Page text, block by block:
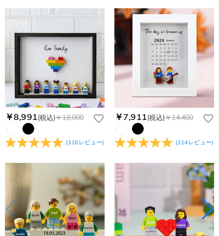
メールが正しく届くように、迷惑メールフィルターの設定を変
更してください。原因②通信状態などによりメールの到着が遅
れている。解決策：数時間たっても届かない場合は、今後お送
りするメールも遅れる可能性がありますので、別のメールアド
レスからお名前とご住所を記載したメールを
service@drawelry.jp へ送信してください。原因③メールアド
レスの入力に誤りがある。解決策：お名前とご住所を記載した
メールを service@drawelry.jp へ送信してください。
Paypal、ApplePay、GooglePayからお選びいただけます。
か
コンビニ前払いのお支払い期限はご注文から 6 日間となりま
す。
支払い情報は保護されますか？
お支払い情報は高度なセキュリティで保護されております。お
客様のお支払い情報は当社のサーバーに一切保存されません。
Paypal又はクレジットカート発行会社によって処理されます。
個人情報は保護されますか？
当社では、個人情報保護を目的としたコンプライアンスに則
り、プライバシーポリシーを定めています。お客様に安心かつ
安全にご利用いただけるよう最善の注意を払い、個人情報を厳
重に取り扱っています。 詳細は
プライバシーポリシー
確認ください
￥8,991(税込)￥18,000
(116レビュー)
￥7,911(税込)￥14,400
(114レビュー)